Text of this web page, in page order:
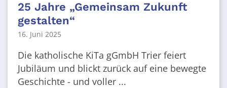
25 Jahre „Gemeinsam Zukunft
gestalten“
16. Juni 2025
Die katholische KiTa gGmbH Trier feiert
Jubiläum und blickt zurück auf eine bewegte
Geschichte - und voller ...